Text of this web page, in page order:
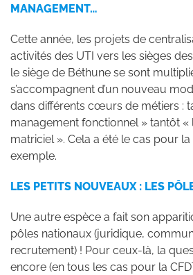
MANAGEMENT…
Cette année, les projets de
activités des UTI vers les sièges
le siège de Béthune se sont
s’accompagnent d’un nouveau
dans différents cœurs de métiers :
management fonctionnel » tantôt
matriciel ». Cela a été le cas pour la
exemple.
LES PETITS NOUVEAUX : LES
Une autre espèce a fait son
pôles nationaux (juridique,
recrutement) ! Pour ceux-là, la
encore (en tous les cas pour la